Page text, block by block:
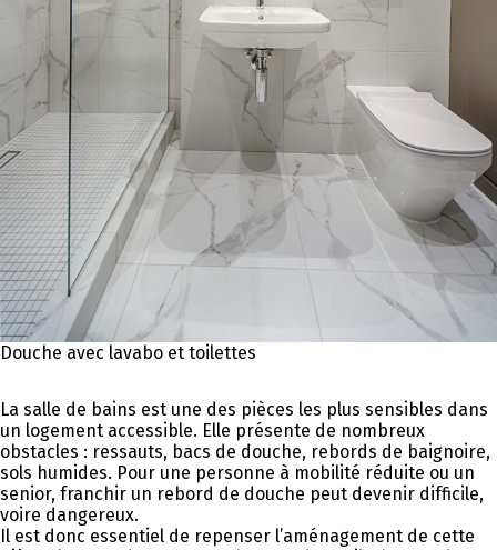
Douche avec lavabo et toilettes
La salle de bains est une des pièces les plus sensibles dans
un logement accessible. Elle présente de nombreux
obstacles : ressauts, bacs de douche, rebords de baignoire,
sols humides. Pour une personne à mobilité réduite ou un
senior, franchir un rebord de douche peut devenir difficile,
voire dangereux.
Il est donc essentiel de repenser l’aménagement de cette